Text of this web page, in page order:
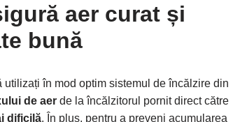
aer curat și
bună
utilizați în mod optim sistemul de încălzire din
de aer de la încălzitorul pornit direct către
dificilă. În plus, pentru a preveni acumularea